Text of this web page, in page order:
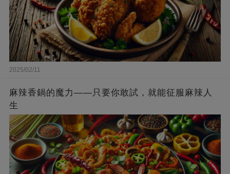
2025/02/11
麻辣香鍋的魔力——只要你敢試，就能征服麻辣人
生